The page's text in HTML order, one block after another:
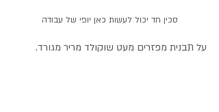
סכין חד יכול לעשות כאן יופי של עבודה
על תבנית מפזרים מעט שוקולד מריר מגורד.